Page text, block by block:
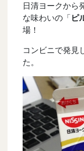
日清ヨークから
な味わいの「 ピ
場！
コンビニで発見
た。